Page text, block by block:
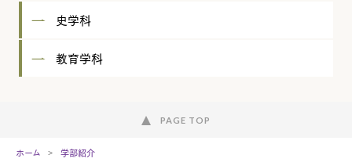
史学科
教育学科
PAGE TOP
ホーム 学部紹介